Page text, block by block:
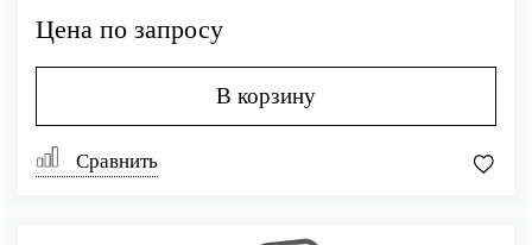
Цена по запросу
В корзину
Сравнить